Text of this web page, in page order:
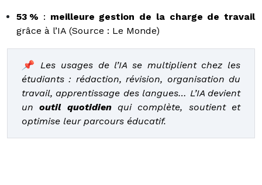
53 % : meilleure gestion de la charge de travail
grâce à l’IA (Source : Le Monde)
📌 Les usages de l’IA se multiplient chez les
étudiants : rédaction, révision, organisation du
travail, apprentissage des langues… L’IA devient
unoutil quotidienqui complète, soutient et
optimise leur parcours éducatif.